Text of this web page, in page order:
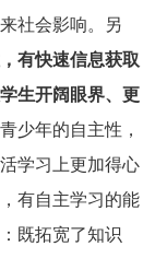
社会影响。另
有快速信息获取
生开阔眼界、更
少年的自主性，
学习上更加得心
有自主学习的能
既拓宽了知识